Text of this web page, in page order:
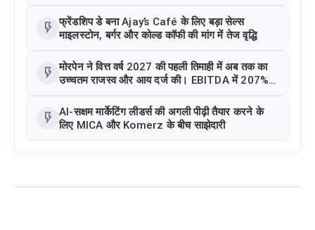
flash_on फ्रेंडशिप डे बना Ajay’s Café के लिए बड़ा सेल्स
माइलस्टोन, बर्गर और कोल्ड कॉफी की मांग में तेज वृद्धि
flash_on मोरपेन ने वित्त वर्ष 2027 की पहली तिमाही में अब तक का
उच्चतम राजस्व और आय दर्ज की। EBITDA में 207%
पुरंतया व्यावसायीक चरण में प्रवेश किया
flash_on AI-सक्षम मार्केटिंग लीडर्स की अगली पीढ़ी तैयार करने के
लिए MICA और Komerz के बीच साझेदारी